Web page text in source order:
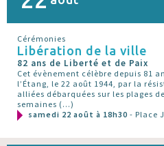
Cérémonies
Libération de la ville
82 ans de Liberté et de Paix
Cet évènement célèbre depuis 81
l’Étang, le 22 août 1944, par la
alliées débarquées sur les plages
semaines (…)
samedi 22 août à 18h30 - Place